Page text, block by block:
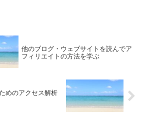
他のブログ・ウェブサイトを読んでア
フィリエイトの方法を学ぶ
めのアクセス解析